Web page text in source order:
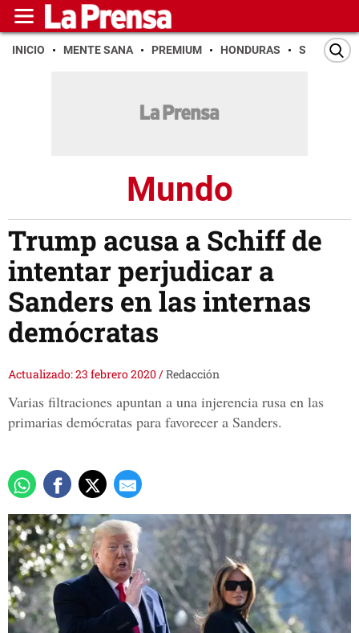
INICIO MENTE SANA PREMIUM HONDURAS SAN PEDRO
Mundo
Trump acusa a Schiff de
intentar perjudicar a
Sanders en las internas
demócratas
Actualizado: 23 febrero 2020/Redacción
Varias filtraciones apuntan a una injerencia rusa en las
primarias demócratas para favorecer a Sanders.